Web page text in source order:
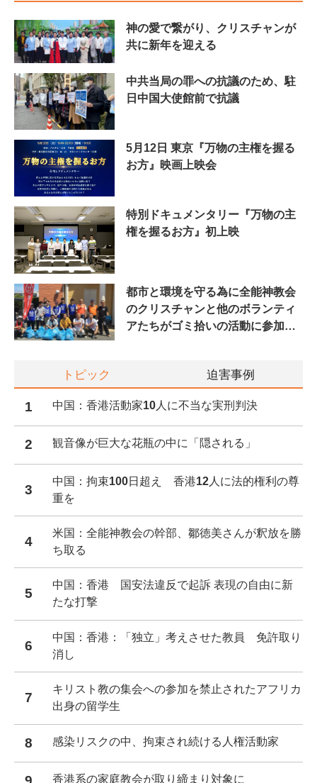
神の愛で繋がり、クリスチャンが
共に新年を迎える
中共当局の罪への抗議のため、駐
日中国大使館前で抗議
5月12日 東京『万物の主権を握る
お方』映画上映会
特別ドキュメンタリー『万物の主
権を握るお方』初上映
都市と環境を守る為に全能神教会
のクリスチャンと他のボランティ
アたちがゴミ拾いの活動に参加し
トピック 迫害事例
1 中国：香港活動家10人に不当な実刑判決
2 観音像が巨大な花瓶の中に「隠される」
3
中国：拘束100日超え 香港12人に法的権利の尊
重を
4
米国：全能神教会の幹部、鄒徳美さんが釈放を勝
ち取る
5
中国：香港 国安法違反で起訴 表現の自由に新
たな打撃
6
中国：香港：「独立」考えさせた教員 免許取り
消し
7
キリスト教の集会への参加を禁止されたアフリカ
出身の留学生
8 感染リスクの中、拘束され続ける人権活動家
香港系の家庭教会が取り締まり対象に